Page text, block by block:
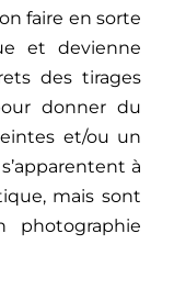
faire en sorte
et devienne
des tirages
donner du
et/ou un
à
mais sont
photographie